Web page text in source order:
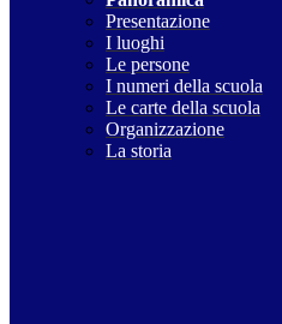
Presentazione
I luoghi
Le persone
I numeri della scuola
Le carte della scuola
Organizzazione
La storia